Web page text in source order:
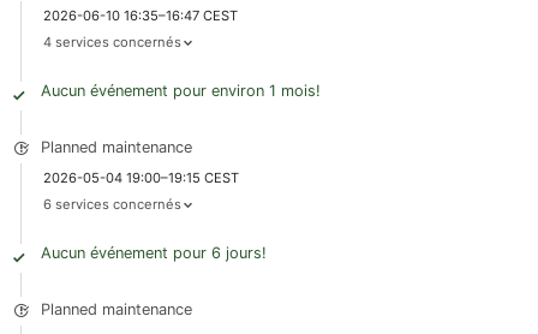
2026-06-10 16:35–16:47 CEST
4 services concernés
Aucun événement pour environ 1 mois!
Planned maintenance
2026-05-04 19:00–19:15 CEST
6 services concernés
Aucun événement pour 6 jours!
Planned maintenance